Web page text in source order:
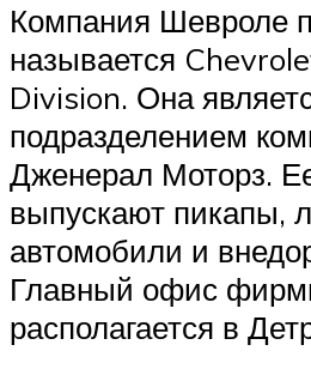
Компания Шевроле
называется
Division. Она
подразделением
Дженерал Моторз.
выпускают пикапы,
автомобили и
Главный офис
располагается в